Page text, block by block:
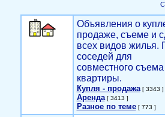
Объявления о
продаже, съеме и
всех видов жилья.
соседей для
совместного съема
квартиры.
Купля - продажа[ 3343 ]
Аренда[ 3413 ]
Разное по теме[ 773 ]